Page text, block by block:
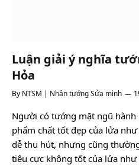
Luận giải ý nghĩa
Hỏa
By NTSM | Nhân tướng Sửa mình
Người có tướng mặt ngũ
phẩm chất tốt đẹp của lửa
dễ thu hút, nhưng cũng
tiêu cực không tốt của lửa